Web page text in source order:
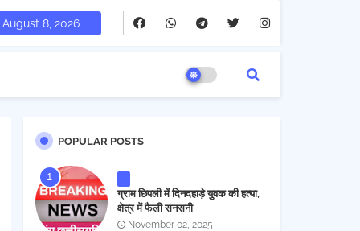
August 8, 2026
POPULAR POSTS
ग्राम छिपली में दिनदहाड़े युवक की हत्या,
क्षेत्र में फैली सनसनी
November 02, 2025